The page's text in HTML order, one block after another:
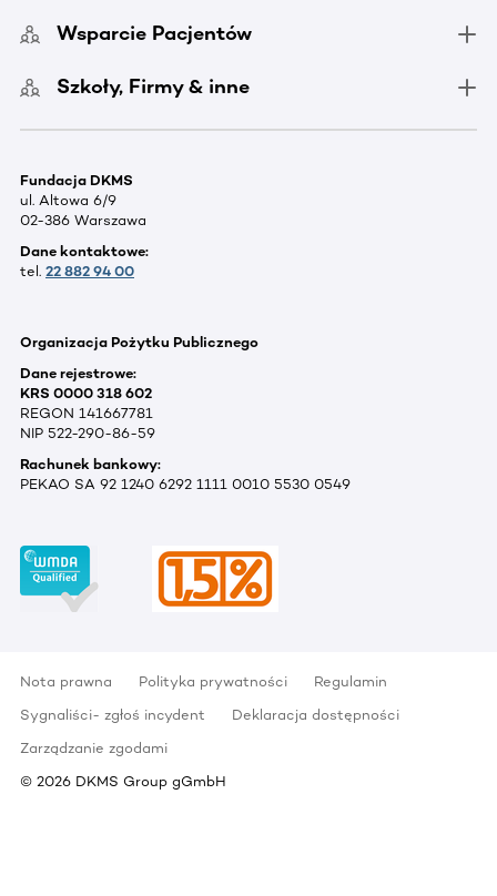
Wsparcie Pacjentów
Szkoły, Firmy & inne
Fundacja DKMS
ul. Altowa 6/9
02-386 Warszawa
Dane kontaktowe:
tel. 22 882 94 00
Organizacja Pożytku Publicznego
Dane rejestrowe:
KRS 0000 318 602
REGON 141667781
NIP 522-290-86-59
Rachunek bankowy:
PEKAO SA 92 1240 6292 1111 0010 5530 0549
Nota prawna Polityka prywatności
Regulamin
Sygnaliści- zgłoś incydent
Deklaracja dostępności
Zarządzanie zgodami
© 2026 DKMS Group gGmbH